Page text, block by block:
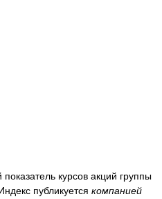
курсов акций группы
публикуется компанией